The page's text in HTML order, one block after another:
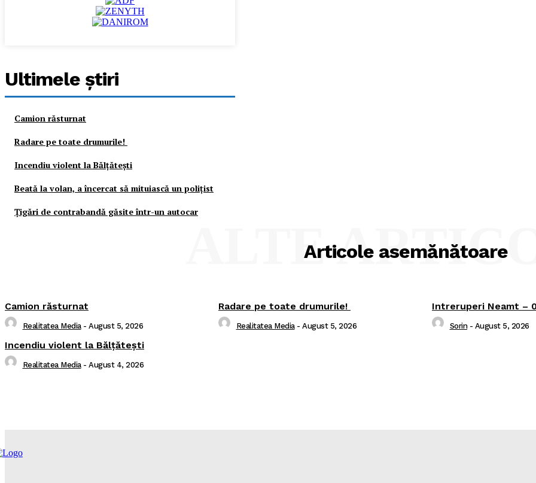
Ultimele ştiri
Camion răsturnat
Radare pe toate drumurile!
Incendiu violent la Bălţăteşti
Beată la volan, a încercat să mituiască un poliţist
Ţigări de contrabandă găsite într-un autocar
Articole asemănătoare
ALTE
Camion răsturnat
Realitatea Media - August 5, 2026
Radare pe toate drumurile!
Realitatea Media - August 5, 2026
Intreruperi Neamt –
Sorin - August 5, 2026
Incendiu violent la Bălţăteşti
Realitatea Media - August 4, 2026